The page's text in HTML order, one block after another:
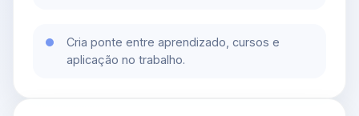
Cria ponte entre aprendizado, cursos e
aplicação no trabalho.